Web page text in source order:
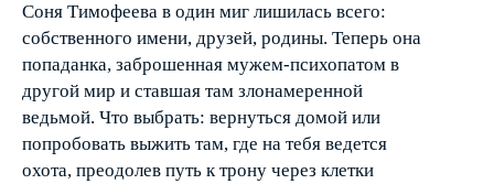
Соня Тимофеева в один миг лишилась всего:
собственного имени, друзей, родины. Теперь она
попаданка, заброшенная мужем-психопатом в
другой мир и ставшая там злонамеренной
ведьмой. Что выбрать: вернуться домой или
попробовать выжить там, где на тебя ведется
охота, преодолев путь к трону через клетки